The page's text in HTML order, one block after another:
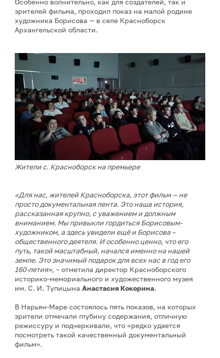
Особенно волнительно, как для создателей, так и
зрителей фильма, проходил показ на малой родине
художника Борисова — в селе Красноборск
Архангельской области.
Жители с. Красноборск на премьере
«Для нас, жителей Красноборска, этот фильм — не
просто документальная лента. Это наша история,
рассказанная крупно, с уважением и должным
вниманием. Мы привыкли гордиться Борисовым-
художником, а здесь увидели ещё и Борисова –
общественного деятеля. И особенно ценно, что его
путь, такой масштабный, начался именно на нашей
земле. Это значимый подарок для всех нас в год его
160-летия», – отметила директор Красноборского
историко-мемориального и художественного музея
им. С. И. Тупицына Анастасия Кокорина.
В Нарьян-Маре состоялось пять показов, на которых
зрители отмечали глубину содержания, отличную
режиссуру и подчеркивали, что «редко удается
посмотреть такой качественный документальный
фильм».